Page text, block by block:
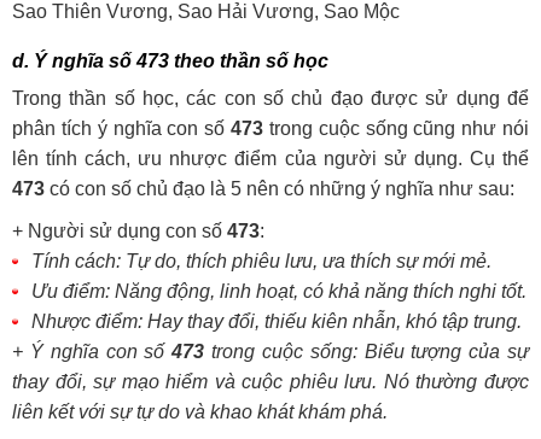
Sao Thiên Vương, Sao Hải Vương, Sao Mộc
d. Ý nghĩa số473 theo thần số học
Trong thần số học, các con số chủ đạo được sử dụng để
phân tích ý nghĩa con số 473 trong cuộc sống cũng như nói
lên tính cách, ưu nhược điểm của người sử dụng. Cụ thể
473 có con số chủ đạo là 5 nên có những ý nghĩa như sau:
+ Người sử dụng con số 473:
Tính cách: Tự do, thích phiêu lưu, ưa thích sự mới mẻ.
Ưu điểm: Năng động, linh hoạt, có khả năng thích nghi tốt.
Nhược điểm: Hay thay đổi, thiếu kiên nhẫn, khó tập trung.
+ Ý nghĩa con số473 trong cuộc sống: Biểu tượng của sự
thay đổi, sự mạo hiểm và cuộc phiêu lưu. Nó thường được
liên kết với sự tự do và khao khát khám phá.